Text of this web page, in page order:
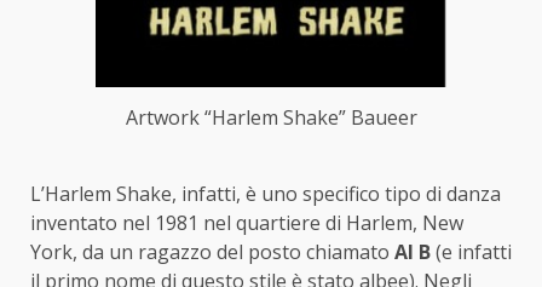
Artwork “Harlem Shake” Baueer
L’Harlem Shake, infatti, è uno specifico tipo di danza
inventato nel 1981 nel quartiere di Harlem, New
York, da un ragazzo del posto chiamato Al B(e infatti
il primo nome di questo stile è stato albee). Negli